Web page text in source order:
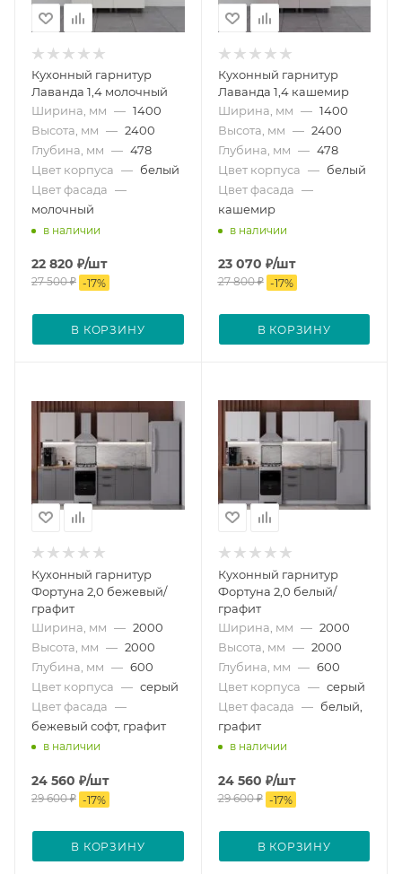
Кухонный гарнитур
Лаванда 1,4 молочный
Ширина, мм — 1400
Высота, мм — 2400
Глубина, мм — 478
Цвет корпуса — белый
Цвет фасада —
молочный
в наличии
22 820 ₽/шт
27 500₽ -17%
В КОРЗИНУ
Кухонный гарнитур
Лаванда 1,4 кашемир
Ширина, мм — 1400
Высота, мм — 2400
Глубина, мм — 478
Цвет корпуса — белый
Цвет фасада —
кашемир
в наличии
23 070 ₽/шт
27 800₽ -17%
В КОРЗИНУ
Кухонный гарнитур
Фортуна 2,0 бежевый/
графит
Ширина, мм — 2000
Высота, мм — 2000
Глубина, мм — 600
Цвет корпуса — серый
Цвет фасада —
бежевый софт, графит
в наличии
24 560 ₽/шт
29 600₽ -17%
В КОРЗИНУ
Кухонный гарнитур
Фортуна 2,0 белый/
графит
Ширина, мм — 2000
Высота, мм — 2000
Глубина, мм — 600
Цвет корпуса — серый
Цвет фасада — белый,
графит
в наличии
24 560 ₽/шт
29 600₽ -17%
В КОРЗИНУ